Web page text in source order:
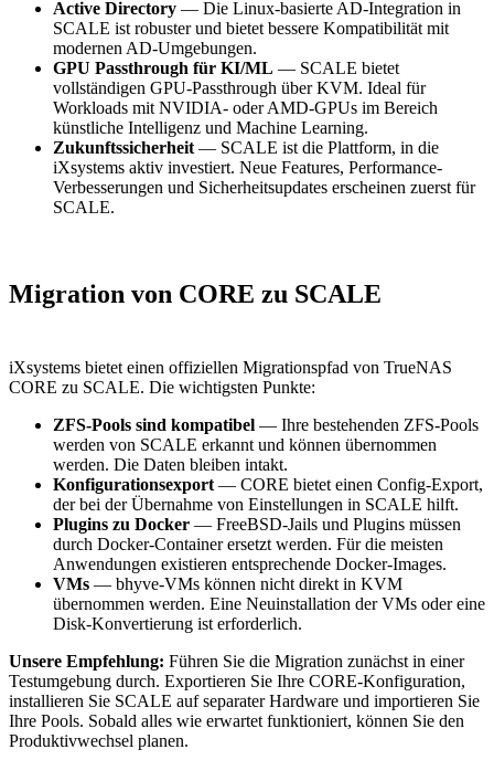
Active Directory — Die Linux-basierte AD-Integration in
SCALE ist robuster und bietet bessere Kompatibilität mit
modernen AD-Umgebungen.
GPU Passthrough für KI/ML — SCALE bietet
vollständigen GPU-Passthrough über KVM. Ideal für
Workloads mit NVIDIA- oder AMD-GPUs im Bereich
künstliche Intelligenz und Machine Learning.
Zukunftssicherheit — SCALE ist die Plattform, in die
iXsystems aktiv investiert. Neue Features, Performance-
Verbesserungen und Sicherheitsupdates erscheinen zuerst für
SCALE.
Migration von CORE zu SCALE
iXsystems bietet einen offiziellen Migrationspfad von TrueNAS
CORE zu SCALE. Die wichtigsten Punkte:
ZFS-Pools sind kompatibel — Ihre bestehenden ZFS-Pools
werden von SCALE erkannt und können übernommen
werden. Die Daten bleiben intakt.
Konfigurationsexport — CORE bietet einen Config-Export,
der bei der Übernahme von Einstellungen in SCALE hilft.
Plugins zu Docker — FreeBSD-Jails und Plugins müssen
durch Docker-Container ersetzt werden. Für die meisten
Anwendungen existieren entsprechende Docker-Images.
VMs — bhyve-VMs können nicht direkt in KVM
übernommen werden. Eine Neuinstallation der VMs oder eine
Disk-Konvertierung ist erforderlich.
Unsere Empfehlung: Führen Sie die Migration zunächst in einer
Testumgebung durch. Exportieren Sie Ihre CORE-Konfiguration,
installieren Sie SCALE auf separater Hardware und importieren Sie
Ihre Pools. Sobald alles wie erwartet funktioniert, können Sie den
Produktivwechsel planen.